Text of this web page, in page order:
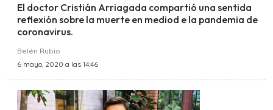
El doctor Cristián Arriagada compartió una sentida
reflexión sobre la muerte en mediod e la pandemia de
coronavirus.
Belén Rubio
6 mayo, 2020 a las 14:46